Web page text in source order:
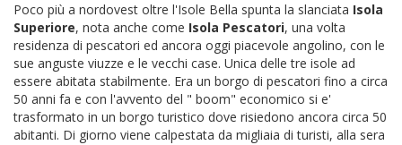
Poco più a nordovest oltre l'Isole Bella spunta la slanciata Isola
Superiore, nota anche come Isola Pescatori, una volta
residenza di pescatori ed ancora oggi piacevole angolino, con le
sue anguste viuzze e le vecchi case. Unica delle tre isole ad
essere abitata stabilmente. Era un borgo di pescatori fino a circa
50 anni fa e con l'avvento del " boom" economico si e'
trasformato in un borgo turistico dove risiedono ancora circa 50
abitanti. Di giorno viene calpestata da migliaia di turisti, alla sera